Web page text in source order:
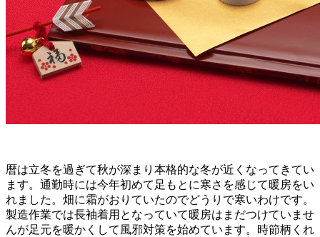
暦は立冬を過ぎて秋が深まり本格的な冬が近くなってきてい
ます。通勤時には今年初めて足もとに寒さを感じて暖房をい
れました。畑に霜がおりていたのでどうりで寒いわけです。
製造作業では長袖着用となっていて暖房はまだつけていませ
んが足元を暖かくして風邪対策を始めています。時節柄くれ